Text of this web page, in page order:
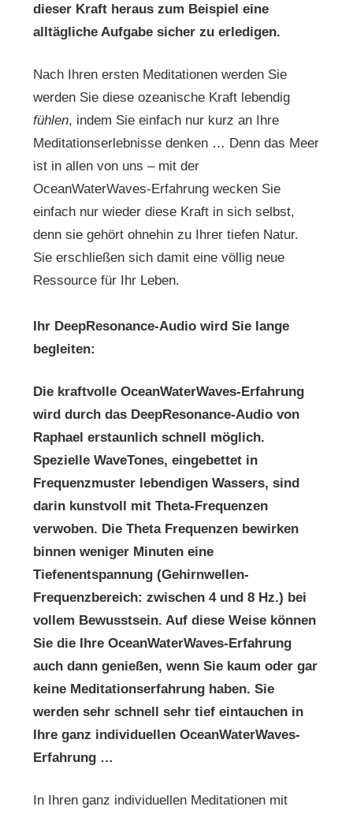
dieser Kraft heraus zum Beispiel eine
alltägliche Aufgabe sicher zu erledigen.
Nach Ihren ersten Meditationen werden Sie
werden Sie diese ozeanische Kraft lebendig
fühlen, indem Sie einfach nur kurz an Ihre
Meditationserlebnisse denken … Denn das Meer
ist in allen von uns – mit der
OceanWaterWaves-Erfahrung wecken Sie
einfach nur wieder diese Kraft in sich selbst,
denn sie gehört ohnehin zu Ihrer tiefen Natur.
Sie erschließen sich damit eine völlig neue
Ressource für Ihr Leben.
Ihr DeepResonance-Audio wird Sie lange
begleiten:
Die kraftvolle OceanWaterWaves-Erfahrung
wird durch das DeepResonance-Audio von
Raphael erstaunlich schnell möglich.
Spezielle WaveTones, eingebettet in
Frequenzmuster lebendigen Wassers, sind
darin kunstvoll mit Theta-Frequenzen
verwoben. Die Theta Frequenzen bewirken
binnen weniger Minuten eine
Tiefenentspannung (Gehirnwellen-
Frequenzbereich: zwischen 4 und 8 Hz.) bei
vollem Bewusstsein. Auf diese Weise können
Sie die Ihre OceanWaterWaves-Erfahrung
auch dann genießen, wenn Sie kaum oder gar
keine Meditationserfahrung haben. Sie
werden sehr schnell sehr tief eintauchen in
Ihre ganz individuellen OceanWaterWaves-
Erfahrung …
In Ihren ganz individuellen Meditationen mit